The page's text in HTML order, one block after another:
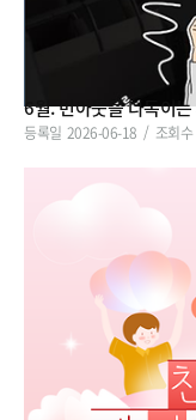
6월. 번아웃을 다독이
등록일 2026-06-18 조회수